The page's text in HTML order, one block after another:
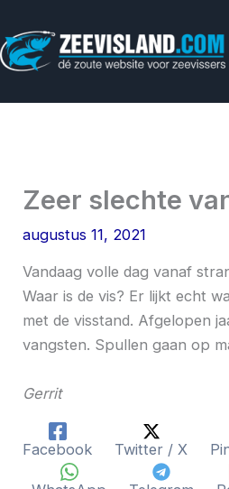
naar
de
Zeer slechte
augustus 11, 2021
Vandaag volle dag vanaf
Waar is de vis? Er lijkt echt
met de visstand. Afgelopen
vangsten. Spullen gaan op
Gerrit
Facebook Twitter / X